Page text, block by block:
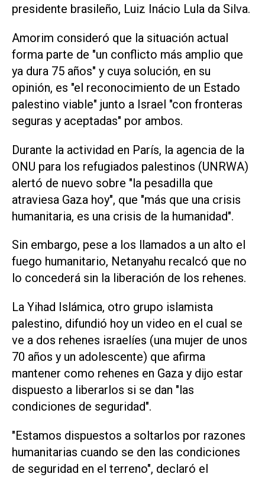
presidente brasileño, Luiz Inácio Lula da Silva.
Amorim consideró que la situación actual
forma parte de "un conflicto más amplio que
ya dura 75 años" y cuya solución, en su
opinión, es "el reconocimiento de un Estado
palestino viable" junto a Israel "con fronteras
seguras y aceptadas" por ambos.
Durante la actividad en París, la agencia de la
ONU para los refugiados palestinos (UNRWA)
alertó de nuevo sobre "la pesadilla que
atraviesa Gaza hoy", que "más que una crisis
humanitaria, es una crisis de la humanidad".
Sin embargo, pese a los llamados a un alto el
fuego humanitario, Netanyahu recalcó que no
lo concederá sin la liberación de los rehenes.
La Yihad Islámica, otro grupo islamista
palestino, difundió hoy un video en el cual se
ve a dos rehenes israelíes (una mujer de unos
70 años y un adolescente) que afirma
mantener como rehenes en Gaza y dijo estar
dispuesto a liberarlos si se dan "las
condiciones de seguridad".
"Estamos dispuestos a soltarlos por razones
humanitarias cuando se den las condiciones
de seguridad en el terreno", declaró el